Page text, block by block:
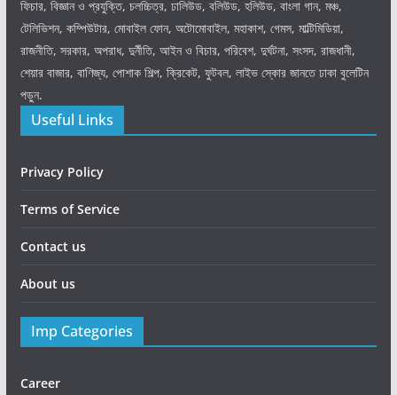
ফিচার, বিজ্ঞান ও প্রযুক্তি, চলচ্চিত্র, ঢালিউড, বলিউড, হলিউড, বাংলা গান, মঞ্চ,
টেলিভিশন, কম্পিউটার, মোবাইল ফোন, অটোমোবাইল, মহাকাশ, গেমস, মাল্টিমিডিয়া,
রাজনীতি, সরকার, অপরাধ, দুর্নীতি, আইন ও বিচার, পরিবেশ, দুর্ঘটনা, সংসদ, রাজধানী,
শেয়ার বাজার, বাণিজ্য, পোশাক শিল্প, ক্রিকেট, ফুটবল, লাইভ স্কোর জানতে ঢাকা বুলেটিন
পড়ুন.
Useful Links
Privacy Policy
Terms of Service
Contact us
About us
Imp Categories
Career